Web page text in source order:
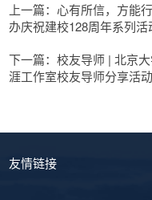
上一篇：心有所信，方
办庆祝建校128周年系列活
下一篇：校友导师 | 北京
涯工作室校友导师分享活动
友情链接